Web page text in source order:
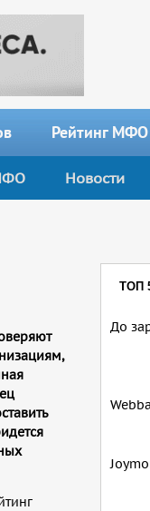
Рейтинг МФО
Новости
ТОП
До